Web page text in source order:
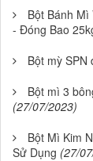
Bột Bánh
- Đóng Bao
Bột mỳ SPN
Bột mì 3
(27/07/2023)
Bột Mì Kim
Sử Dụng (27/